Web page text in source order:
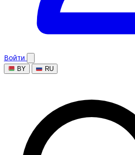
Войти
BY RU